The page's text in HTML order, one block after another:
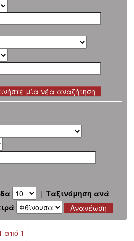
μία νέα αναζήτηση
| Ταξινόμηση ανά
από 1